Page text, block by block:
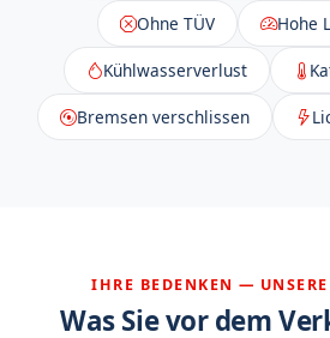
Ohne TÜV Hohe
Kühlwasserverlust
Bremsen verschlissen
IHRE BEDENKEN —
Was Sie vor dem